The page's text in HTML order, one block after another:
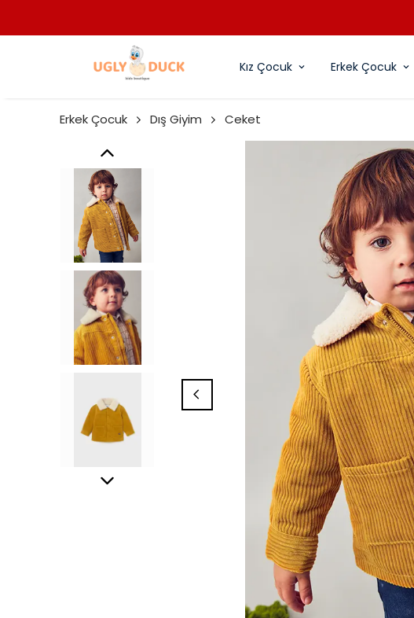
Kız Çocuk Erkek Çocuk
Erkek Çocuk Dış Giyim Ceket